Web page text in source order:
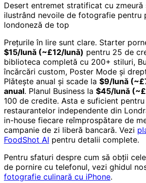
Desert entremet stratificat cu zmeură
ilustrând nevoile de fotografie pentru
londoneză de top
Prețurile în lire sunt clare. Starter
$15/lună (~£12/lună) pentru 25 de
biblioteca completă cu 200+ stiluri,
încărcări custom, Poster Mode și
Plătește anual și scade la $9/lună
anual. Planul Business la $45/lună
100 de credite. Asta e suficient
restaurantelor independente din
in-house fiecare reîmprospătare de
campanie de zi liberă bancară. Vezi
FoodShot AI pentru detalii complete.
Pentru sfaturi despre cum să obții
de pornire cu telefonul, vezi ghidul
fotografie culinară cu iPhone.